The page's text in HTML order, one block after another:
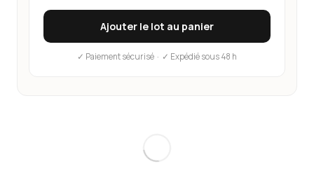
Ajouter le lot au panier
✓ Paiement sécurisé · ✓ Expédié sous 48 h